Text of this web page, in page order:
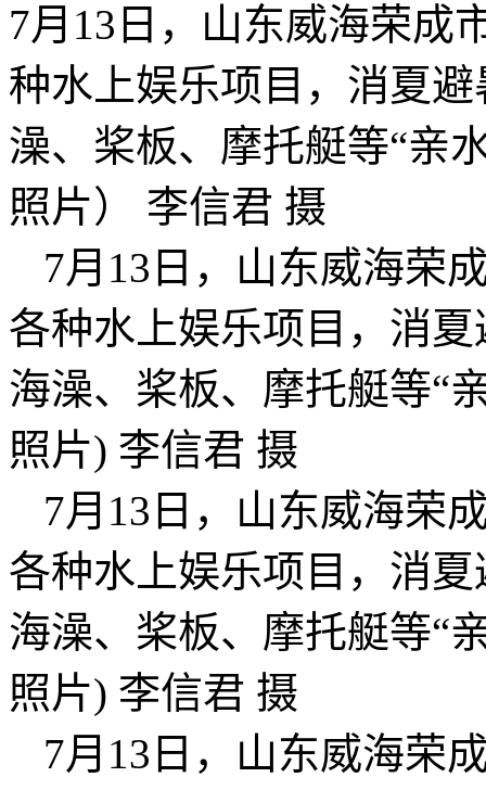
7月13日，山东威海荣成
种水上娱乐项目，消夏
澡、桨板、摩托艇等“亲
照片） 李信君 摄
7月13日，山东威海荣
各种水上娱乐项目，消
海澡、桨板、摩托艇等“
照片) 李信君 摄
7月13日，山东威海荣
各种水上娱乐项目，消
海澡、桨板、摩托艇等“
照片) 李信君 摄
7月13日，山东威海荣